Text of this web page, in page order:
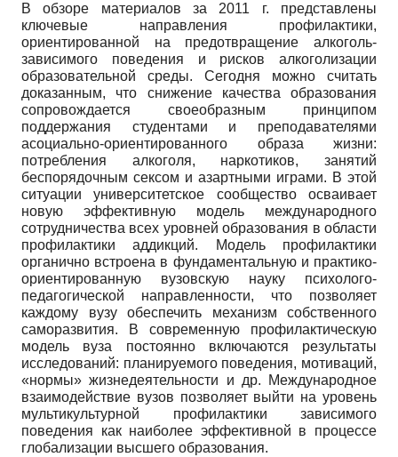
В обзоре материалов за 2011 г. представлены
ключевые направления профилактики,
ориентированной на предотвращение алкоголь-
зависимого поведения и рисков алкоголизации
образовательной среды. Сегодня можно считать
доказанным, что снижение качества образования
сопровождается своеобразным принципом
поддержания студентами и преподавателями
асоциально-ориентированного образа жизни:
потребления алкоголя, наркотиков, занятий
беспорядочным сексом и азартными играми. В этой
ситуации университетское сообщество осваивает
новую эффективную модель международного
сотрудничества всех уровней образования в области
профилактики аддикций. Модель профилактики
органично встроена в фундаментальную и практико-
ориентированную вузовскую науку психолого-
педагогической направленности, что позволяет
каждому вузу обеспечить механизм собственного
саморазвития. В современную профилактическую
модель вуза постоянно включаются результаты
исследований: планируемого поведения, мотиваций,
«нормы» жизнедеятельности и др. Международное
взаимодействие вузов позволяет выйти на уровень
мультикультурной профилактики зависимого
поведения как наиболее эффективной в процессе
глобализации высшего образования.